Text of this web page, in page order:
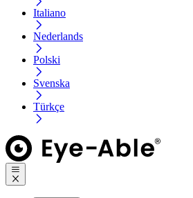
Italiano
Nederlands
Polski
Svenska
Türkçe